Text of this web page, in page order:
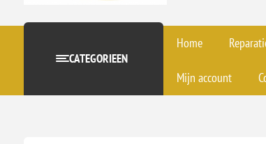
CATEGORIEEN
Home
Mijn account